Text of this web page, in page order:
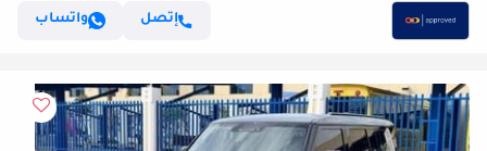
إتصل
واتساب